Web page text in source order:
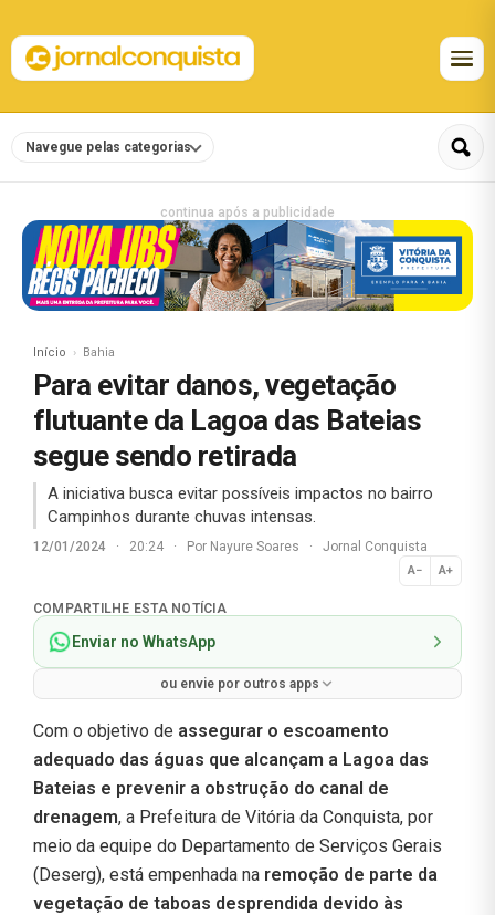
Navegue pelas categorias
continua após a publicidade
Início Bahia
Para evitar danos, vegetação
flutuante da Lagoa das Bateias
segue sendo retirada
A iniciativa busca evitar possíveis impactos no bairro
Campinhos durante chuvas intensas.
12/01/2024 · 20:24 · Por Nayure Soares · Jornal Conquista
A− A+
Normal
COMPARTILHE ESTA NOTÍCIA
Enviar no WhatsApp
ou envie por outros apps
Com o objetivo de assegurar o escoamento
adequado das águas que alcançam a Lagoa das
Bateias e prevenir a obstrução do canal de
drenagem, a Prefeitura de Vitória da Conquista, por
meio da equipe do Departamento de Serviços Gerais
(Deserg), está empenhada na remoção de parte da
vegetação de taboas desprendida devido às